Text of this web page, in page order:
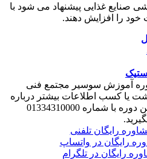
صنایع غذایی پیشنهاد می شود با
را افزایش دهند.
آموزش سوسیر مجتمع فنی
یا کسب اطلاعات بیشتر درباره
آموزش سوسیر این دوره با شماره 01334310000
رایگان تلفنی
رایگان در واتساپ
رایگان در تلگرام